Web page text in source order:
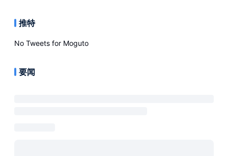
推特
No Tweets for Moguto
要闻